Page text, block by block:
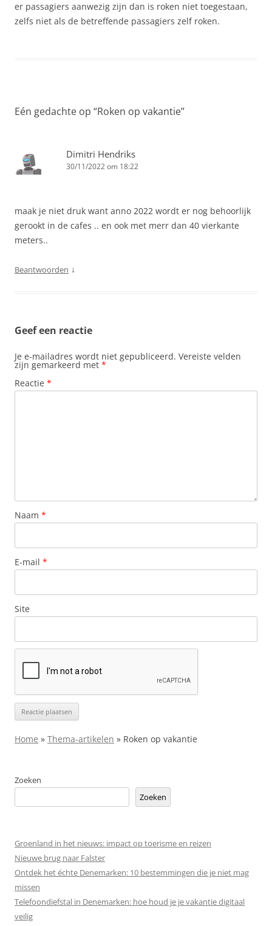
er passagiers aanwezig zijn dan is roken niet toegestaan,
zelfs niet als de betreffende passagiers zelf roken.
Eén gedachte op “Roken op vakantie”
Dimitri Hendriks
30/11/2022 om 18:22
maak je niet druk want anno 2022 wordt er nog behoorlijk
gerookt in de cafes .. en ook met merr dan 40 vierkante
meters..
Beantwoorden ↓
Geef een reactie
Je e-mailadres wordt niet gepubliceerd. Vereiste velden
zijn gemarkeerd met *
Reactie *
Naam *
E-mail *
Site
Home » Thema-artikelen » Roken op vakantie
Zoeken
Zoeken
Groenland in het nieuws: impact op toerisme en reizen
Nieuwe brug naar Falster
Ontdek het échte Denemarken: 10 bestemmingen die je niet mag
missen
Telefoondiefstal in Denemarken: hoe houd je je vakantie digitaal
veilig